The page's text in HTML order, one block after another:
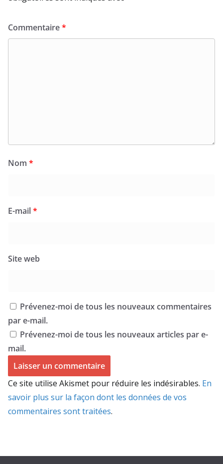
Commentaire*
Nom *
E-mail*
Site web
Prévenez-moi de tous les nouveaux commentaires
par e-mail.
Prévenez-moi de tous les nouveaux articles par e-
mail.
Ce site utilise Akismet pour réduire les indésirables. En
savoir plus sur la façon dont les données de vos
commentaires sont traitées.